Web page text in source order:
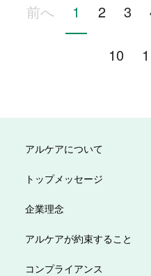
前へ 1 2 3
10
アルケアについて
トップメッセージ
企業理念
アルケアが約束すること
コンプライアンス